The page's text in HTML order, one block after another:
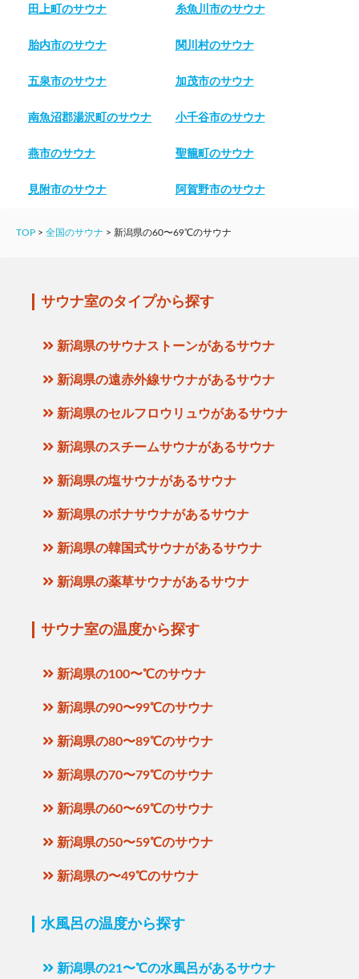
田上町のサウナ 糸魚川市のサウナ
胎内市のサウナ 関川村のサウナ
五泉市のサウナ 加茂市のサウナ
南魚沼郡湯沢町のサウナ 小千谷市のサウナ
燕市のサウナ 聖籠町のサウナ
見附市のサウナ 阿賀野市のサウナ
TOP > 全国のサウナ > 新潟県の60〜69℃のサウナ
サウナ室のタイプから探す
新潟県のサウナストーンがあるサウナ
新潟県の遠赤外線サウナがあるサウナ
新潟県のセルフロウリュウがあるサウナ
新潟県のスチームサウナがあるサウナ
新潟県の塩サウナがあるサウナ
新潟県のボナサウナがあるサウナ
新潟県の韓国式サウナがあるサウナ
新潟県の薬草サウナがあるサウナ
サウナ室の温度から探す
新潟県の100〜℃のサウナ
新潟県の90〜99℃のサウナ
新潟県の80〜89℃のサウナ
新潟県の70〜79℃のサウナ
新潟県の60〜69℃のサウナ
新潟県の50〜59℃のサウナ
新潟県の〜49℃のサウナ
水風呂の温度から探す
新潟県の21〜℃の水風呂があるサウナ